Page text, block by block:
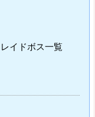
レイドボス一覧